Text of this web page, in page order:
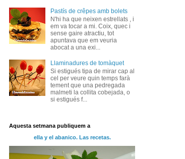
Pastís de crêpes amb bolets
N'hi ha que neixen estrellats , i
em va tocar a mi. Coix, quec i
sense gaire atractiu, tot
apuntava que em veuria
abocat a una exi...
Llaminadures de tomàquet
Si estigués tipa de mirar cap al
cel per veure quin temps farà
tement que una pedregada
malmeti la collita cobejada, o
si estigués f...
Aquesta setmana publiquem a
ella y el abanico. Las recetas.